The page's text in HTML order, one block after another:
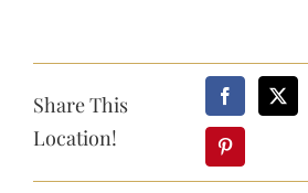
Share This
Location!